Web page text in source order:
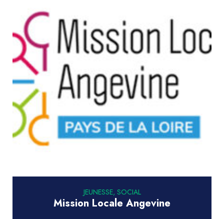
JEUNESSE, SOCIAL
Mission Locale Angevine